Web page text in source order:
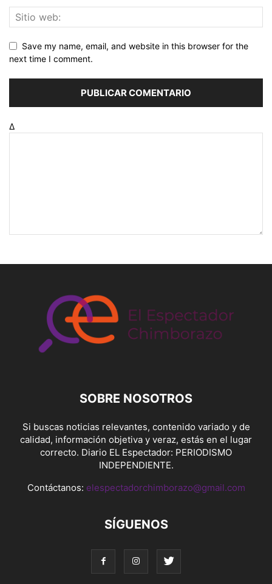
Save my name, email, and website in this browser for the
next time I comment.
Δ
SOBRE NOSOTROS
Si buscas noticias relevantes, contenido variado y de
calidad, información objetiva y veraz, estás en el lugar
correcto. Diario EL Espectador: PERIODISMO
INDEPENDIENTE.
Contáctanos: elespectadorchimborazo@gmail.com
SÍGUENOS